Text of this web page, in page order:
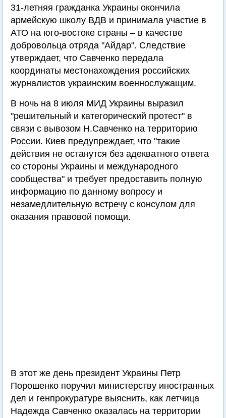
31-летняя гражданка Украины окончила
армейскую школу ВДВ и принимала участие в
АТО на юго-востоке страны – в качестве
добровольца отряда "Айдар". Следствие
утверждает, что Савченко передала
координаты местонахождения российских
журналистов украинским военнослужащим.
В ночь на 8 июля МИД Украины выразил
"решительный и категорический протест" в
связи с вывозом Н.Савченко на территорию
России. Киев предупреждает, что "такие
действия не останутся без адекватного ответа
со стороны Украины и международного
сообщества" и требует предоставить полную
информацию по данному вопросу и
незамедлительную встречу с консулом для
оказания правовой помощи.
В этот же день президент Украины Петр
Порошенко поручил министерству иностранных
дел и генпрокуратуре выяснить, как летчица
Надежда Савченко оказалась на территории